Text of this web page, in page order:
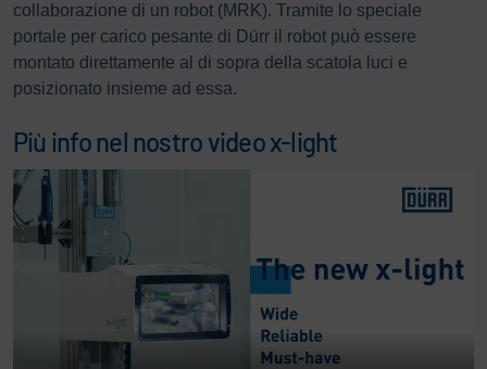
collaborazione di un robot (MRK). Tramite lo speciale
portale per carico pesante di Dürr il robot può essere
montato direttamente al di sopra della scatola luci e
posizionato insieme ad essa.
Più info nel nostro video x-light